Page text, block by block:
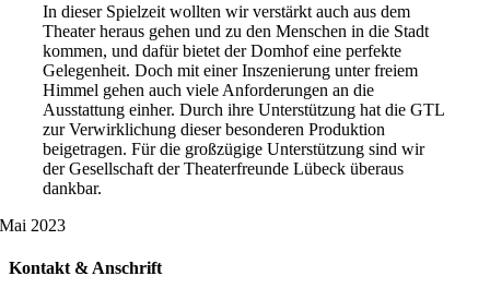
In dieser Spielzeit wollten wir verstärkt auch aus dem
Theater heraus gehen und zu den Menschen in die Stadt
kommen, und dafür bietet der Domhof eine perfekte
Gelegenheit. Doch mit einer Inszenierung unter freiem
Himmel gehen auch viele Anforderungen an die
Ausstattung einher. Durch ihre Unterstützung hat die GTL
zur Verwirklichung dieser besonderen Produktion
beigetragen. Für die großzügige Unterstützung sind wir
der Gesellschaft der Theaterfreunde Lübeck überaus
dankbar.
Mai 2023
Kontakt & Anschrift